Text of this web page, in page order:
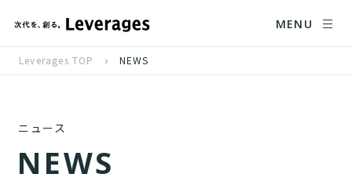
MENU
Leverages TOP NEWS
ニュース
NEWS